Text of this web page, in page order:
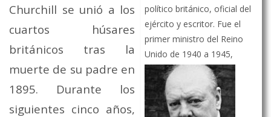
político británico, oficial del
ejército y escritor. Fue el
primer ministro del Reino
Unido de 1940 a 1945,
Churchill se unió a los
cuartos húsares
británicos tras la
muerte de su padre en
1895. Durante los
siguientes cinco años,